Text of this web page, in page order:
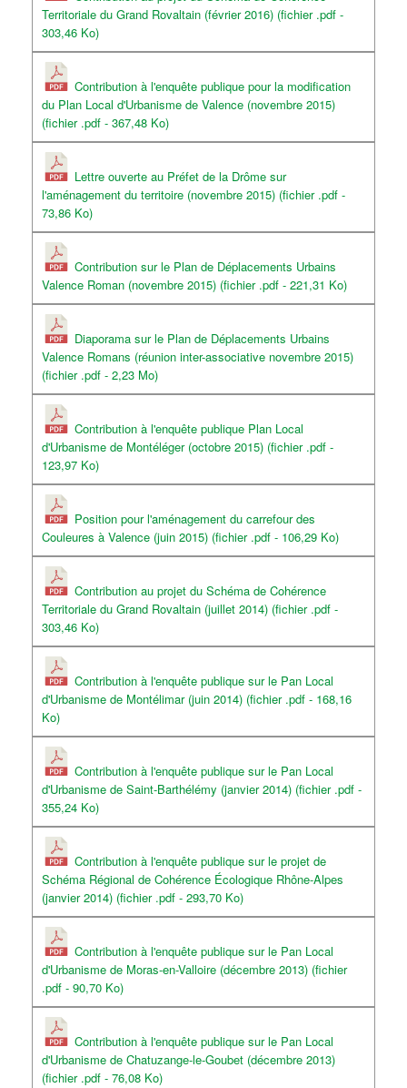
Territoriale du Grand Rovaltain (février 2016) (fichier .pdf -
303,46 Ko)
Contribution à l'enquête publique pour la modification
du Plan Local d'Urbanisme de Valence (novembre 2015)
(fichier .pdf - 367,48 Ko)
Lettre ouverte au Préfet de la Drôme sur
l'aménagement du territoire (novembre 2015) (fichier .pdf -
73,86 Ko)
Contribution sur le Plan de Déplacements Urbains
Valence Roman (novembre 2015) (fichier .pdf - 221,31 Ko)
Diaporama sur le Plan de Déplacements Urbains
Valence Romans (réunion inter-associative novembre 2015)
(fichier .pdf - 2,23 Mo)
Contribution à l'enquête publique Plan Local
d'Urbanisme de Montéléger (octobre 2015) (fichier .pdf -
123,97 Ko)
Position pour l'aménagement du carrefour des
Couleures à Valence (juin 2015) (fichier .pdf - 106,29 Ko)
Contribution au projet du Schéma de Cohérence
Territoriale du Grand Rovaltain (juillet 2014) (fichier .pdf -
303,46 Ko)
Contribution à l'enquête publique sur le Pan Local
d'Urbanisme de Montélimar (juin 2014) (fichier .pdf - 168,16
Ko)
Contribution à l'enquête publique sur le Pan Local
d'Urbanisme de Saint-Barthélémy (janvier 2014) (fichier .pdf -
355,24 Ko)
Contribution à l'enquête publique sur le projet de
Schéma Régional de Cohérence Écologique Rhône-Alpes
(janvier 2014) (fichier .pdf - 293,70 Ko)
Contribution à l'enquête publique sur le Pan Local
d'Urbanisme de Moras-en-Valloire (décembre 2013) (fichier
.pdf - 90,70 Ko)
Contribution à l'enquête publique sur le Pan Local
d'Urbanisme de Chatuzange-le-Goubet (décembre 2013)
(fichier .pdf - 76,08 Ko)